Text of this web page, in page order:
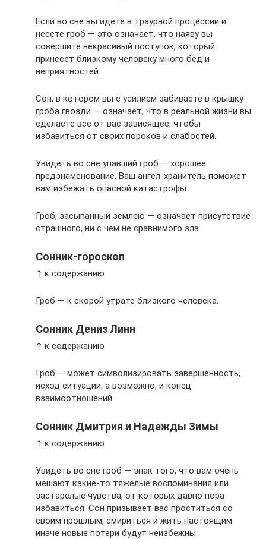
Если во сне вы идете в траурной процессии и
несете гроб — это означает, что наяву вы
совершите некрасивый поступок, который
принесет близкому человеку много бед и
неприятностей.
Сон, в котором вы с усилием забиваете в крышку
гроба гвозди — означает, что в реальной жизни вы
сделаете все от вас зависящее, чтобы
избавиться от своих пороков и слабостей.
Увидеть во сне упавший гроб — хорошее
предзнаменование. Ваш ангел-хранитель поможет
вам избежать опасной катастрофы.
Гроб, засыпанный землею — означает присутствие
страшного, ни с чем не сравнимого зла.
Сонник-гороскоп
↑ к содержанию
Гроб — к скорой утрате близкого человека.
Сонник Дениз Линн
↑ к содержанию
Гроб — может символизировать завершенность,
исход ситуации, а возможно, и конец
взаимоотношений.
Сонник Дмитрия и Надежды Зимы
↑ к содержанию
Увидеть во сне гроб — знак того, что вам очень
мешают какие-то тяжелые воспоминания или
застарелые чувства, от которых давно пора
избавиться. Сон призывает вас проститься со
своим прошлым, смириться и жить настоящим
иначе новые потери будут неизбежны.